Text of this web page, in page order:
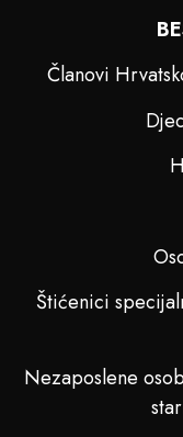
Članovi
Štićenici
Nezaposlene